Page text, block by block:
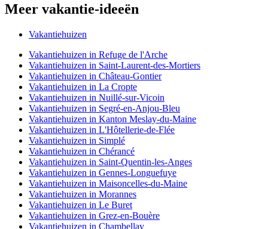
Meer vakantie-ideeën
Vakantiehuizen
Vakantiehuizen in Refuge de l'Arche
Vakantiehuizen in Saint-Laurent-des-Mortiers
Vakantiehuizen in Château-Gontier
Vakantiehuizen in La Cropte
Vakantiehuizen in Nuillé-sur-Vicoin
Vakantiehuizen in Segré-en-Anjou-Bleu
Vakantiehuizen in Kanton Meslay-du-Maine
Vakantiehuizen in L'Hôtellerie-de-Flée
Vakantiehuizen in Simplé
Vakantiehuizen in Chérancé
Vakantiehuizen in Saint-Quentin-les-Anges
Vakantiehuizen in Gennes-Longuefuye
Vakantiehuizen in Maisoncelles-du-Maine
Vakantiehuizen in Morannes
Vakantiehuizen in Le Buret
Vakantiehuizen in Grez-en-Bouère
Vakantiehuizen in Chambellay